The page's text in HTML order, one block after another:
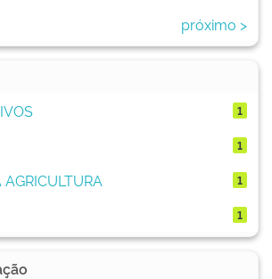
próximo >
1
1
1
1